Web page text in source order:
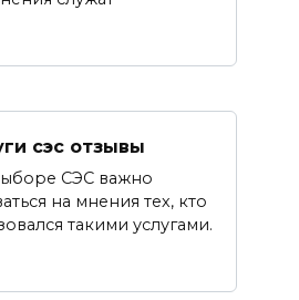
сэс отзывы
СЭС важно
на мнения тех, кто
такими услугами.